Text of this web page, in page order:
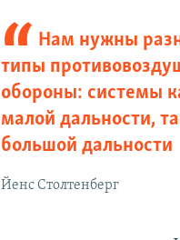
Нам нужны
типы
обороны: системы
малой дальности,
большой дальности
Йенс Столтенберг